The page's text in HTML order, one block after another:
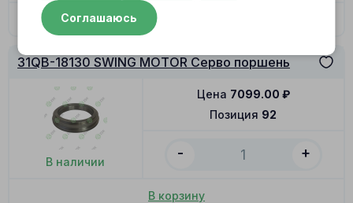
В корзину
31QB-18130 SWING MOTOR Серво поршень
В наличии
Позиция 92
Цена 7099.00 ₽
- +
В корзину
Соглашаюсь